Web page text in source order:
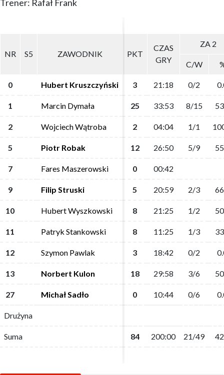
Trener: Rafał Frank
NR S5 ZAWODNIK PKT
CZAS
GRY
ZA 2
C/W
0 Hubert Kruszczyński 3 21:18 0/2
1 Marcin Dymała 25 33:53 8/15
2 Wojciech Wątroba 2 04:04 1/1
5 Piotr Robak 12 26:50 5/9
7 Fares Maszerowski 0 00:42
9 Filip Struski 5 20:59 2/3
10 Hubert Wyszkowski 8 21:25 1/2
11 Patryk Stankowski 8 11:25 1/3
12 Szymon Pawlak 3 18:42 0/2
13 Norbert Kulon 18 29:58 3/6
27 Michał Sadło 0 10:44 0/6
Drużyna
Suma 84 200:00 21/49
NR S5 ZAWODNIK PKT
CZAS
GRY
ZA 2
C/W
0 Hubert Kruszczyński 3 21:18 0/2
1 Marcin Dymała 25 33:53 8/15
2 Wojciech Wątroba 2 04:04 1/1
5 Piotr Robak 12 26:50 5/9
7 Fares Maszerowski 0 00:42
9 Filip Struski 5 20:59 2/3
10 Hubert Wyszkowski 8 21:25 1/2
11 Patryk Stankowski 8 11:25 1/3
12 Szymon Pawlak 3 18:42 0/2
13 Norbert Kulon 18 29:58 3/6
27 Michał Sadło 0 10:44 0/6
Drużyna
Suma 84 200:00 21/49